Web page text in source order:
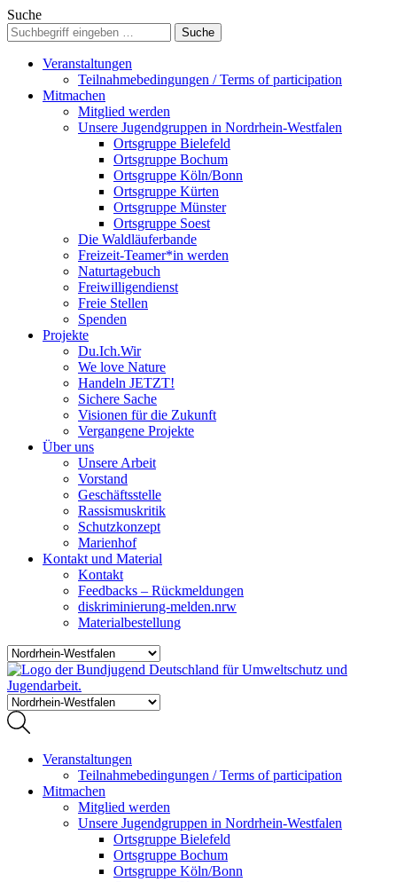
Suche
Veranstaltungen
Teilnahmebedingungen / Terms of participation
Mitmachen
Mitglied werden
Unsere Jugendgruppen in Nordrhein-Westfalen
Ortsgruppe Bielefeld
Ortsgruppe Bochum
Ortsgruppe Köln/Bonn
Ortsgruppe Kürten
Ortsgruppe Münster
Ortsgruppe Soest
Die Waldläuferbande
Freizeit-Teamer*in werden
Naturtagebuch
Freiwilligendienst
Freie Stellen
Spenden
Projekte
Du.Ich.Wir
We love Nature
Handeln JETZT!
Sichere Sache
Visionen für die Zukunft
Vergangene Projekte
Über uns
Unsere Arbeit
Vorstand
Geschäftsstelle
Rassismuskritik
Schutzkonzept
Marienhof
Kontakt und Material
Kontakt
Feedbacks – Rückmeldungen
diskriminierung-melden.nrw
Materialbestellung
Veranstaltungen
Teilnahmebedingungen / Terms of participation
Mitmachen
Mitglied werden
Unsere Jugendgruppen in Nordrhein-Westfalen
Ortsgruppe Bielefeld
Ortsgruppe Bochum
Ortsgruppe Köln/Bonn